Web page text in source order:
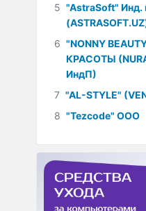
5 "AstraSoft" Инд.
6 "NONNY
КРАСОТЫ
ИндП)
7 "AL-STYLE"
8 "Tezcode" ООО